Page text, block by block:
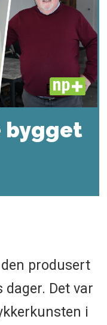
PLUS
bygget
produsert
Det var
i